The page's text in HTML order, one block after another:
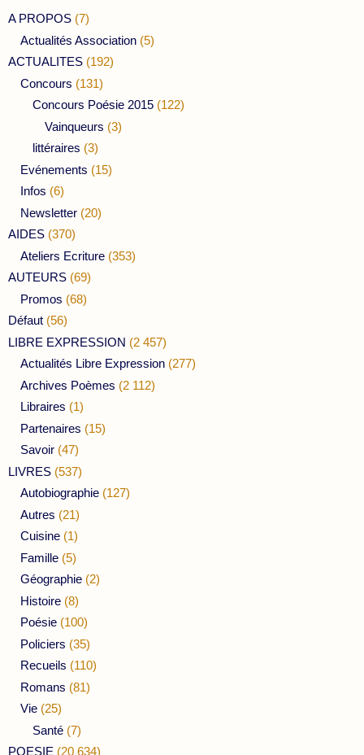
A PROPOS (7)
Actualités Association (5)
ACTUALITES (192)
Concours (131)
Concours Poésie 2015 (122)
Vainqueurs (3)
littéraires (3)
Evénements (15)
Infos (6)
Newsletter (20)
AIDES (370)
Ateliers Ecriture (353)
AUTEURS (69)
Promos (68)
Défaut (56)
LIBRE EXPRESSION (2 457)
Actualités Libre Expression (277)
Archives Poèmes (2 112)
Libraires (1)
Partenaires (15)
Savoir (47)
LIVRES (537)
Autobiographie (127)
Autres (21)
Cuisine (1)
Famille (5)
Géographie (2)
Histoire (8)
Poésie (100)
Policiers (35)
Recueils (110)
Romans (81)
Vie (25)
Santé (7)
POESIE (20 634)